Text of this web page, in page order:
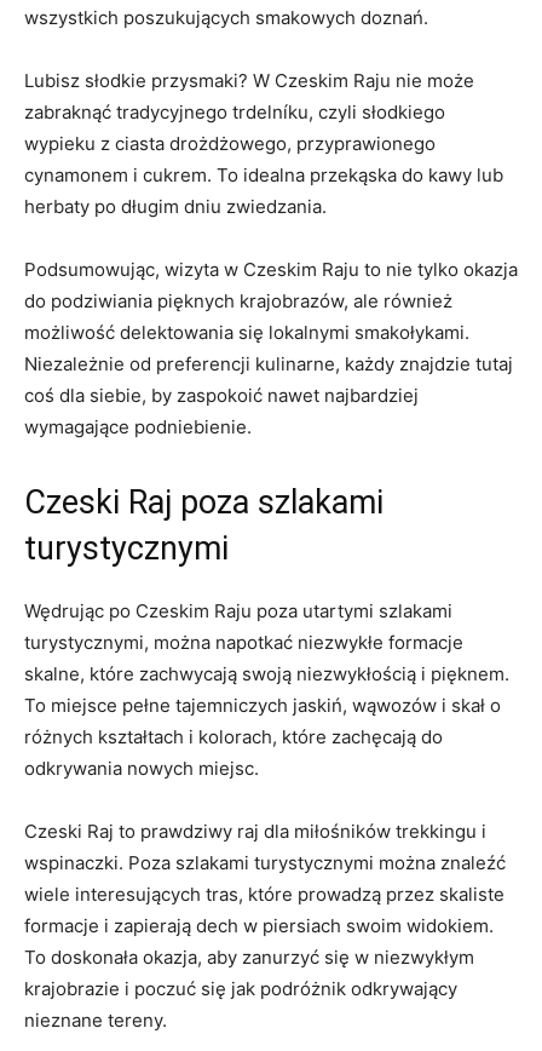
wszystkich poszukujących smakowych ⁢doznań.
Lubisz ⁢słodkie przysmaki?⁢ W Czeskim Raju nie może⁤
zabraknąć ‍tradycyjnego trdelníku,⁢ czyli słodkiego
wypieku z ciasta ⁣drożdżowego, ‌przyprawionego
‌cynamonem‍ i⁤ cukrem. To idealna przekąska do kawy lub
herbaty po długim dniu zwiedzania.
Podsumowując, wizyta w Czeskim Raju​ to‍ nie tylko ⁤okazja
do podziwiania pięknych‌ krajobrazów, ale również
możliwość‌ delektowania ⁣się lokalnymi smakołykami.
Niezależnie ‍od preferencji kulinarne, każdy znajdzie tutaj
coś dla⁢ siebie, by zaspokoić ‍nawet najbardziej
wymagające podniebienie.
Czeski Raj poza szlakami
turystycznymi
Wędrując po Czeskim Raju ⁢poza utartymi szlakami
turystycznymi, można napotkać niezwykłe formacje‍
skalne, które ​zachwycają swoją niezwykłością i​ pięknem.‌
To miejsce ‍pełne tajemniczych‌ jaskiń, wąwozów i skał o
różnych ⁤kształtach i kolorach,⁢ które zachęcają ​do
odkrywania nowych miejsc.
Czeski Raj to prawdziwy raj dla ‌miłośników trekkingu i
wspinaczki.‌ Poza szlakami⁤ turystycznymi⁤ można znaleźć
wiele interesujących ⁣tras,​ które prowadzą przez⁢ skaliste
formacje i zapierają dech w ‍piersiach swoim ​widokiem.
To doskonała okazja, aby⁤ zanurzyć się w ⁣niezwykłym
⁢krajobrazie i poczuć się jak podróżnik odkrywający‍
nieznane tereny.